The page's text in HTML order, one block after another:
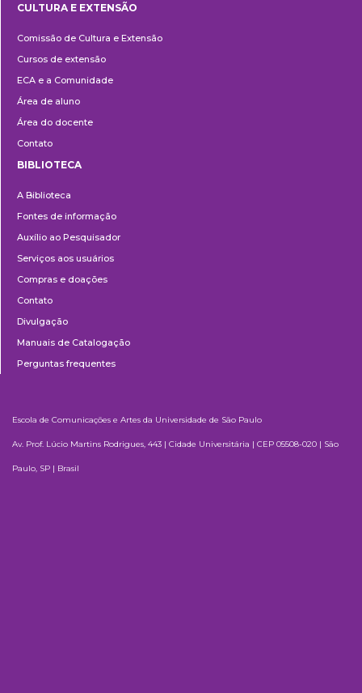
e
Extensão
CULTURA E EXTENSÃO
Comissão de Cultura e Extensão
Cursos de extensão
ECA e a Comunidade
Área de aluno
Área do docente
Contato
BIBLIOTECA
A Biblioteca
Fontes de informação
Auxílio ao Pesquisador
Serviços aos usuários
Compras e doações
Contato
Divulgação
Manuais de Catalogação
Perguntas frequentes
Escola de Comunicações e Artes da Universidade de São Paulo
Av. Prof. Lúcio Martins Rodrigues, 443 | Cidade Universitária | CEP 05508-020 | São
Paulo, SP | Brasil